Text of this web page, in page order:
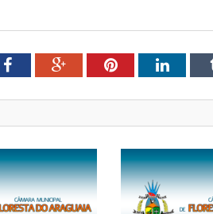
FacebookGoogle+Pinterest